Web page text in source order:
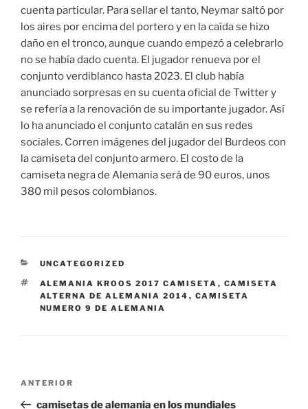
cuenta particular. Para sellar el tanto, Neymar saltó por
los aires por encima del portero y en la caída se hizo
daño en el tronco, aunque cuando empezó a celebrarlo
no se había dado cuenta. El jugador renueva por el
conjunto verdiblanco hasta 2023. El club había
anunciado sorpresas en su cuenta oficial de Twitter y
se refería a la renovación de su importante jugador. Así
lo ha anunciado el conjunto catalán en sus redes
sociales. Corren imágenes del jugador del Burdeos con
la camiseta del conjunto armero. El costo de la
camiseta negra de Alemania será de 90 euros, unos
380 mil pesos colombianos.
CATEGORÍAS
UNCATEGORIZED
ETIQUETAS
ALEMANIA KROOS 2017 CAMISETA , CAMISETA
ALTERNA DE ALEMANIA 2014 , CAMISETA
NUMERO 9 DE ALEMANIA
Entrada
anterior:
ANTERIOR
camisetas de alemania en los mundiales